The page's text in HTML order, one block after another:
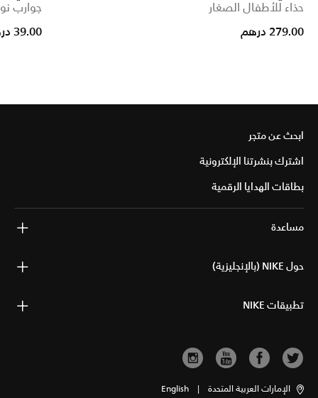
حذاء للأطفال الصغار
279.00 درهم
جوارب نو-
from
39.00 درهم
ابحث عن متجر
اشترك بنشرتنا الإلكترونية
بطاقات الهدايا الرقمية
مساعدة
حول NIKE (بالإنجليزية)
تطبيقات NIKE
الإمارات العربية المتحدة |
English